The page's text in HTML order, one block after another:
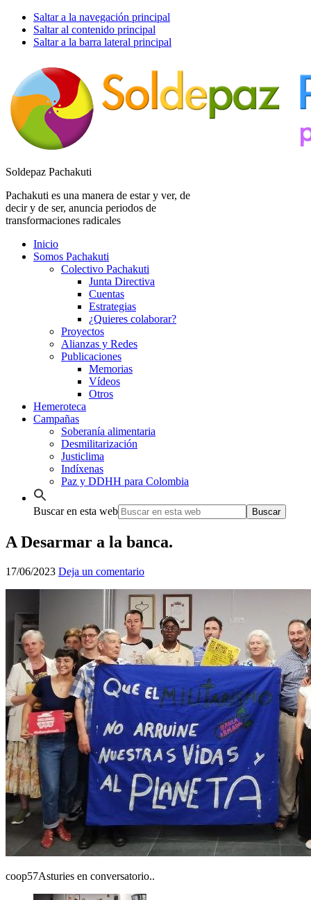
Saltar a la navegación principal
Saltar al contenido principal
Saltar a la barra lateral principal
Soldepaz Pachakuti
Pachakuti es una manera de estar y ver, de
decir y de ser, anuncia periodos de
transformaciones radicales
Inicio
Somos Pachakuti
Colectivo Pachakuti
Junta Directiva
Cuentas
Estrategias
¿Quieres colaborar?
Proyectos
Alianzas y Redes
Publicaciones
Memorias
Vídeos
Otros
Hemeroteca
Campañas
Soberanía alimentaria
Desmilitarización
Justiclima
Indíxenas
Paz y DDHH para Colombia
Buscar en esta web
A Desarmar a la banca.
17/06/2023 Deja un comentario
coop57Asturies en conversatorio..